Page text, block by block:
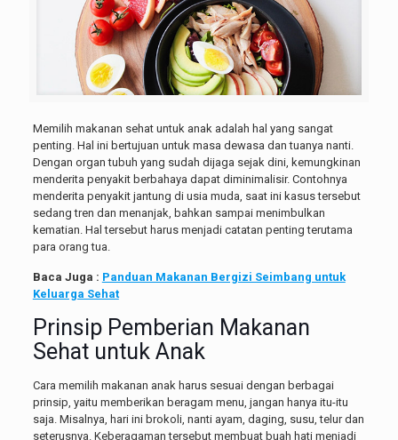
Memilih makanan sehat untuk anak adalah hal yang sangat
penting. Hal ini bertujuan untuk masa dewasa dan tuanya nanti.
Dengan organ tubuh yang sudah dijaga sejak dini, kemungkinan
menderita penyakit berbahaya dapat diminimalisir. Contohnya
menderita penyakit jantung di usia muda, saat ini kasus tersebut
sedang tren dan menanjak, bahkan sampai menimbulkan
kematian. Hal tersebut harus menjadi catatan penting terutama
para orang tua.
Baca Juga : Panduan Makanan Bergizi Seimbang untuk
Keluarga Sehat
Prinsip Pemberian Makanan
Sehat untuk Anak
Cara memilih makanan anak harus sesuai dengan berbagai
prinsip, yaitu memberikan beragam menu, jangan hanya itu-itu
saja. Misalnya, hari ini brokoli, nanti ayam, daging, susu, telur dan
seterusnya. Keberagaman tersebut membuat buah hati menjadi